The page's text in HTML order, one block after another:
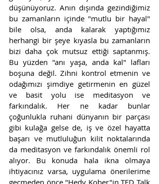
düşünüyoruz. Anın dışında gezindiğimiz
bu zamanların içinde "mutlu bir hayal"
bile olsa, anda kalarak yaptığımız
herhangi bir şeye kıyasla bu zamanların
bizi daha çok mutsuz ettiği saptanmış.
Bu yüzden "anı yaşa, anda kal" lafları
boşuna değil. Zihni kontrol etmenin ve
odağımızı şimdiye getirmenin en güzel
ve basit yolu ise meditasyon ve
farkındalık. Her ne kadar bunlar
çoğunlukla ruhani dünyanın bir parçası
gibi kulağa gelse de, iş ve özel hayatta
başarı ve mutluluğun kilit noktalarında
da meditasyon ve farkındalık önemli rol
alıyor. Bu konuda hala ikna olmaya
ihtiyacınız varsa, uygulama önerilerime